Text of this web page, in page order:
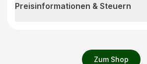
Zum Shop
Preisinformationen & Steuern